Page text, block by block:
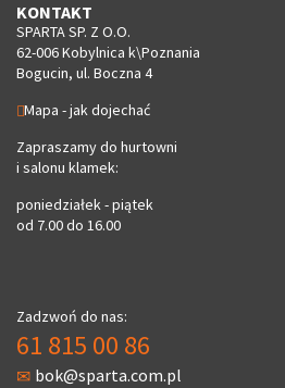
KONTAKT
SPARTA SP. Z O.O.
62-006 Kobylnica k\Poznania
Bogucin, ul. Boczna 4
Mapa - jak dojechać
Zapraszamy do hurtowni
i salonu klamek:
poniedziałek - piątek
od 7.00 do 16.00
Zadzwoń do nas:
61 815 00 86
bok@sparta.com.pl